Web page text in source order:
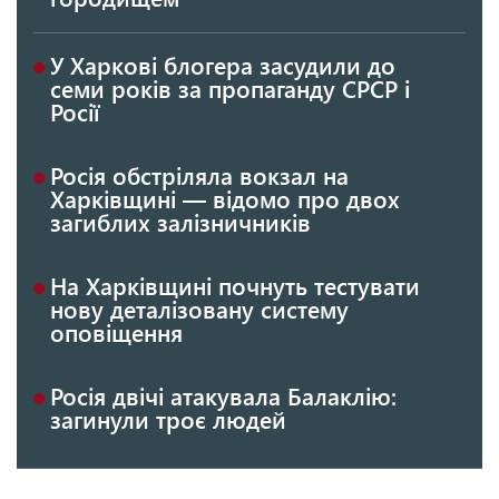
У Харкові блогера засудили до
семи років за пропаганду СРСР і
Росії
Росія обстріляла вокзал на
Харківщині — відомо про двох
загиблих залізничників
На Харківщині почнуть тестувати
нову деталізовану систему
оповіщення
Росія двічі атакувала Балаклію:
загинули троє людей